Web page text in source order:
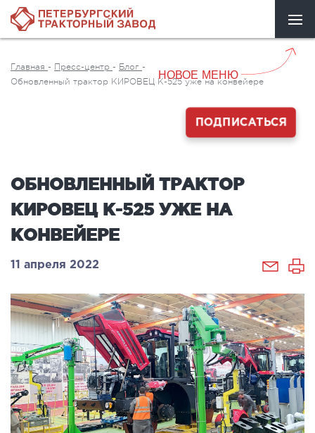
НОВОЕ МЕНЮ
Главная - Пресс-центр - Блог -
Обновленный трактор КИРОВЕЦ К-525 уже на конвейере
ПОДПИСАТЬСЯ
ОБНОВЛЕННЫЙ ТРАКТОР
КИРОВЕЦ К-525 УЖЕ НА
КОНВЕЙЕРЕ
11 апреля 2022